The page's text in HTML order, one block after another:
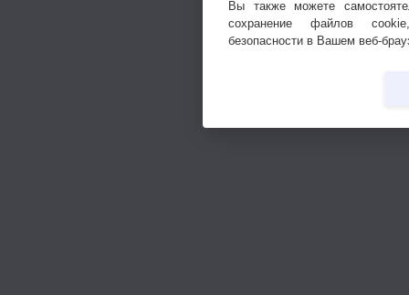
Вы также можете
сохранение файлов
безопасности в Вашем веб-